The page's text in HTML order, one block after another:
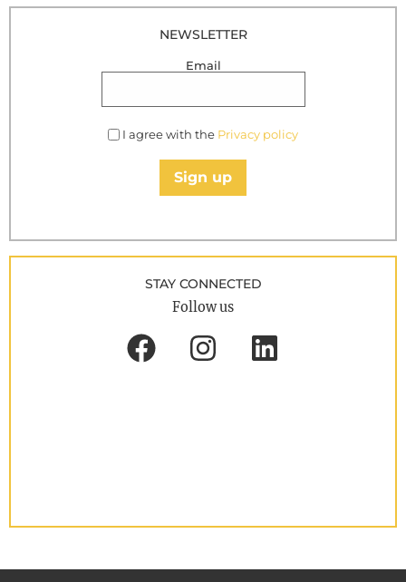
NEWSLETTER
Email
I agree with the Privacy policy
Sign up
STAY CONNECTED
Follow us